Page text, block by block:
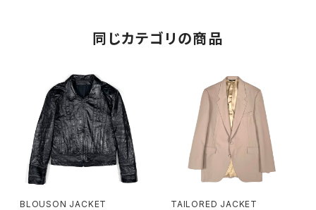
同じカテゴリの商品
BLOUSON JACKET TAILORED JACKET